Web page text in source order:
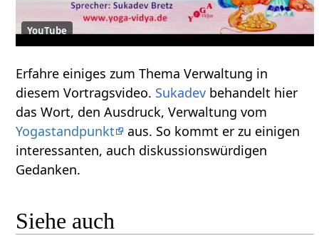
YouTube
Erfahre einiges zum Thema Verwaltung‏‎ in
diesem Vortragsvideo. Sukadev behandelt hier
das Wort, den Ausdruck, Verwaltung‏‎ vom
Yogastandpunkt
aus. So kommt er zu einigen
interessanten, auch diskussionswürdigen
Gedanken.
Siehe auch